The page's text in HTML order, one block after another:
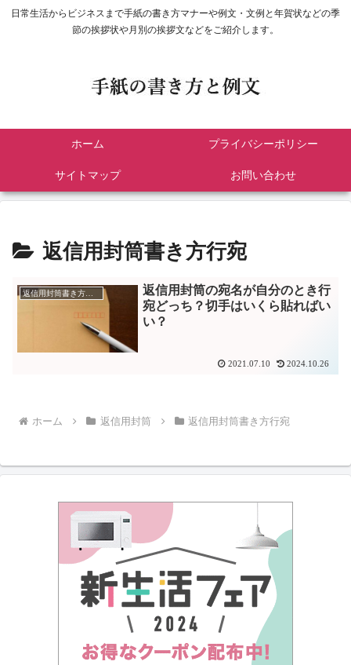
日常生活からビジネスまで手紙の書き方マナーや例文・文例と年賀状などの季
節の挨拶状や月別の挨拶文などをご紹介します。
ホーム プライバシーポリシー
サイトマップ お問い合わせ
返信用封筒書き方行宛
返信用封筒書き方行宛
返信用封筒の宛名が自分のとき行
宛どっち？切手はいくら貼ればい
い？
2021.07.10 2024.10.26
ホーム 返信用封筒 返信用封筒書き方行宛